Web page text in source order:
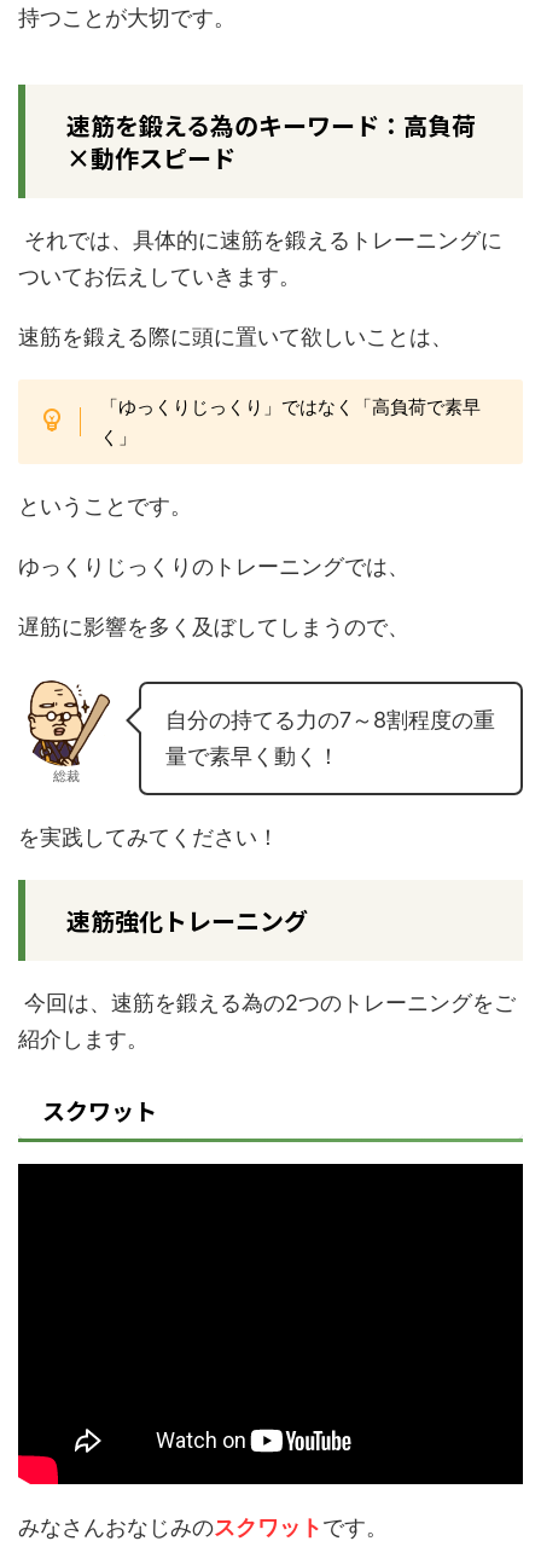
持つことが大切です。
速筋を鍛える為のキーワード：高負荷
×動作スピード
それでは、具体的に速筋を鍛えるトレーニングに
ついてお伝えしていきます。
速筋を鍛える際に頭に置いて欲しいことは、
「ゆっくりじっくり」ではなく「高負荷で素早
く」
ということです。
ゆっくりじっくりのトレーニングでは、
遅筋に影響を多く及ぼしてしまうので、
総裁
自分の持てる力の7～8割程度の重
量で素早く動く！
を実践してみてください！
速筋強化トレーニング
今回は、速筋を鍛える為の2つのトレーニングをご
紹介します。
スクワット
みなさんおなじみのスクワットです。